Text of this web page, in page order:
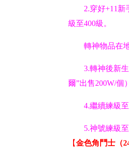
2.穿好+11新
級至400級。
轉神物品在
3.轉神後新
爾”出售200W/個
4.繼續練級
5.神號練級
【金色角鬥士（